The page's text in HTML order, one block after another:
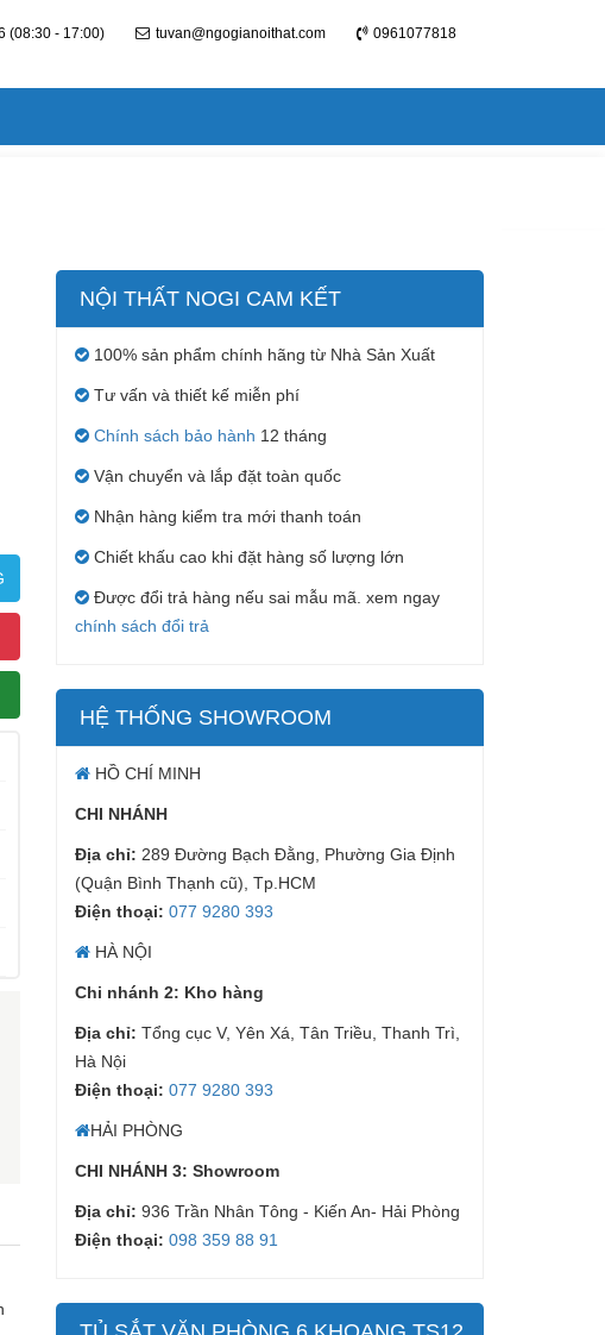
(08:30 - 17:00) tuvan@ngogianoithat.com 0961077818
NỘI THẤT NOGI CAM KẾT
100% sản phẩm chính hãng từ Nhà Sản Xuất
Tư vấn và thiết kế miễn phí
Chính sách bảo hành 12 tháng
Vận chuyển và lắp đặt toàn quốc
Nhận hàng kiểm tra mới thanh toán
Chiết khấu cao khi đặt hàng số lượng lớn
Được đổi trả hàng nếu sai mẫu mã. xem ngay
chính sách đổi trả
HỆ THỐNG SHOWROOM
HỒ CHÍ MINH
CHI NHÁNH
Địa chỉ: 289 Đường Bạch Đằng, Phường Gia Định
(Quận Bình Thạnh cũ), Tp.HCM
Điện thoại: 077 9280 393
HÀ NỘI
Chi nhánh 2: Kho hàng
Địa chỉ: Tổng cục V, Yên Xá, Tân Triều, Thanh Trì,
Hà Nội
Điện thoại: 077 9280 393
HẢI PHÒNG
CHI NHÁNH 3: Showroom
Địa chỉ: 936 Trần Nhân Tông - Kiến An- Hải Phòng
Điện thoại: 098 359 88 91